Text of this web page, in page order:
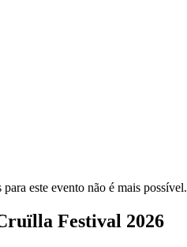
este evento não é mais possível.
Festival 2026